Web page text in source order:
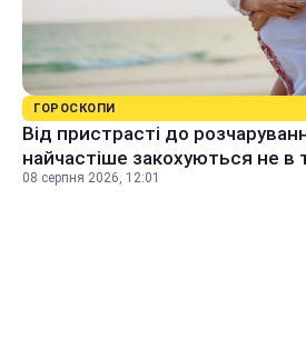
ГОРОСКОПИ
Від пристрасті до
найчастіше закохуються не в
08 серпня 2026, 12:01